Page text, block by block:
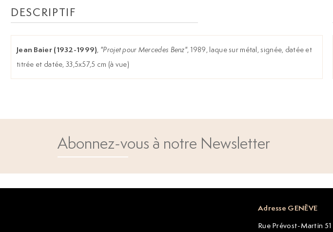
DESCRIPTIF
Jean Baier (1932-1999), "Projet pour Mercedes Benz", 1989, laque sur métal, signée, datée et
titrée et datée, 33,5x57,5 cm (à vue)
Abonnez-vous à notre Newsletter
Adresse GENÈVE
Rue Prévost-Martin 51